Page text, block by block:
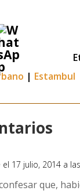
| Estambul
el 17 julio, 2014 a
que,